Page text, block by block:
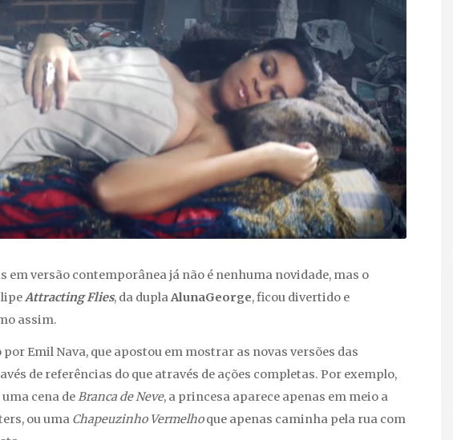
em versão contemporânea já não é nenhuma novidade, mas o
AttractingFlies, da duplaAlunaGeorge, ficou divertido e
assim.
Emil Nava, que apostou em mostrar as novas versões das
de referências do que através de ações completas. Por exemplo,
cena deBranca de Neve, a princesa aparece apenas em meio a
ou uma Chapeuzinho Vermelhoque apenas caminha pela rua com